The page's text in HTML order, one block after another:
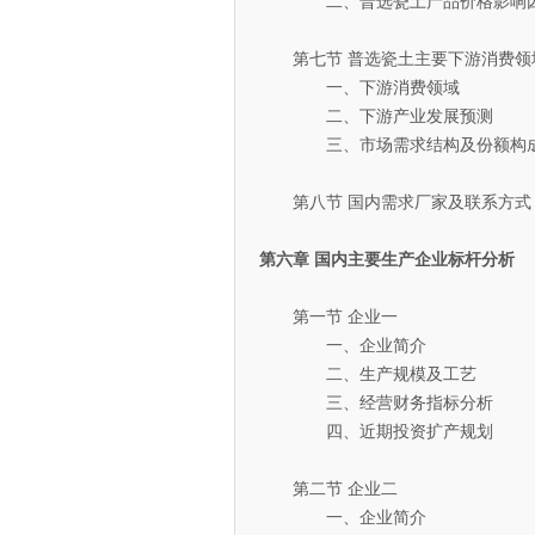
第七节 普选瓷土主要下游消费领
一、下游消费领域
二、下游产业发展预测
三、市场需求结构及份额构
第八节 国内需求厂家及联系方式
第六章 国内主要生产企业标杆分析
第一节 企业一
一、企业简介
二、生产规模及工艺
三、经营财务指标分析
四、近期投资扩产规划
第二节 企业二
一、企业简介